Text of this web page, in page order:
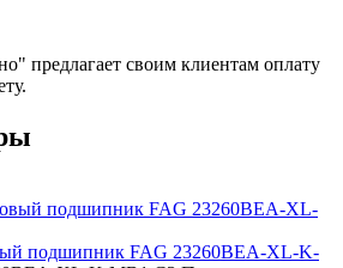
предлагает своим клиентам оплату
подшипник FAG 23260BEA-XL-K-